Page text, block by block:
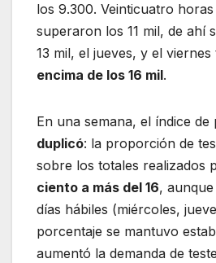
los 9.300. Veinticuatro horas
superaron los 11 mil, de ahí
13 mil, el jueves, y el
encima de los 16 mil.
En una semana, el índice de
duplicó: la proporción de
sobre los totales realizados
ciento a más del 16,
días hábiles (miércoles,
porcentaje se mantuvo
aumentó la demanda de